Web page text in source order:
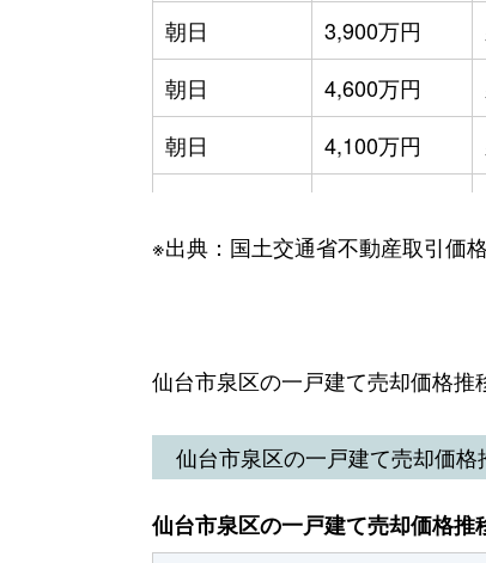
朝日
3,900万円
朝日
4,600万円
朝日
4,100万円
朝日
4,800万円
泉ケ丘
2,900万円
泉ケ丘
1,300万円
泉ケ丘
2,200万円
泉ケ丘
3,000万円
※出典：国土交通省不動産取引価
仙台市泉区の一戸建て売却価格推
仙台市泉区の一戸建て売却価格
仙台市泉区の一戸建て売却価格推